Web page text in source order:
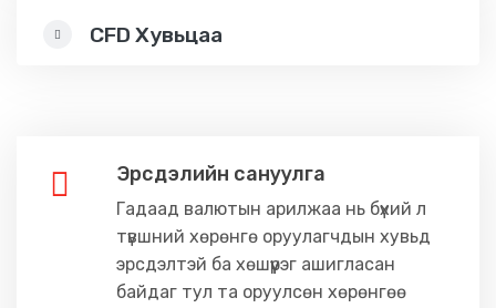
CFD Хувьцаа
Эрсдэлийн сануулга
Гадаад валютын арилжаа нь бүхий л
түвшний хөрөнгө оруулагчдын хувьд
эрсдэлтэй ба хөшүүрэг ашигласан
байдаг тул та оруулсөн хөрөнгөө